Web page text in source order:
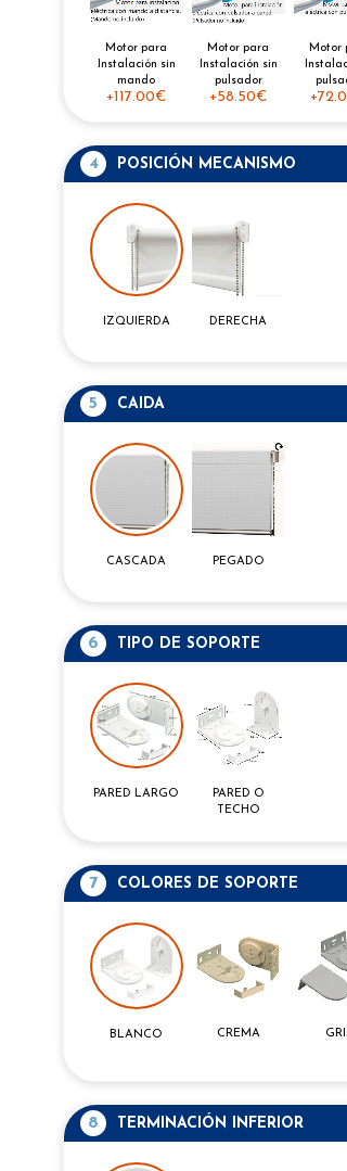
Motor para
Instalación sin
mando
+117.00€
Motor para
Instalación sin
pulsador
+58.50€
Motor
+
4 POSICIÓN MECANISMO
IZQUIERDA DERECHA
5 CAIDA
CASCADA PEGADO
6 TIPO DE SOPORTE
PARED LARGO
PARED O
TECHO
7 COLORES DE SOPORTE
BLANCO CREMA
8 TERMINACIÓN INFERIOR